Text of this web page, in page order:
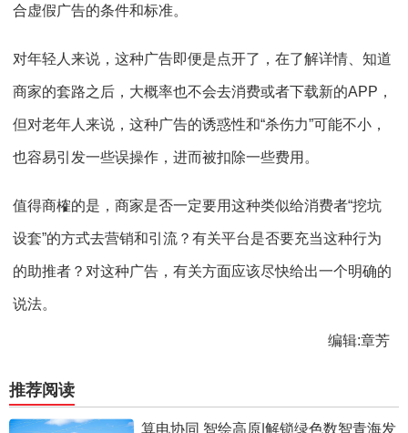
合虚假广告的条件和标准。
对年轻人来说，这种广告即便是点开了，在了解详情、知道
商家的套路之后，大概率也不会去消费或者下载新的APP，
但对老年人来说，这种广告的诱惑性和“杀伤力”可能不小，
也容易引发一些误操作，进而被扣除一些费用。
值得商榷的是，商家是否一定要用这种类似给消费者“挖坑
设套”的方式去营销和引流？有关平台是否要充当这种行为
的助推者？对这种广告，有关方面应该尽快给出一个明确的
说法。
编辑:章芳
推荐阅读
算电协同 智绘高原|解锁绿色数智青海发